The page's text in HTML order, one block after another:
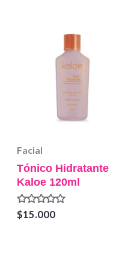
Facial
Tónico Hidratante
Kaloe 120ml
Valorado
en
$15.000